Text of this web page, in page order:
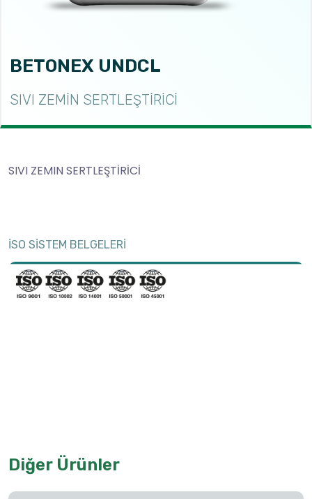
BETONEX UNDCL
SIVI ZEMİN SERTLEŞTİRİCİ
SIVI ZEMIN SERTLEŞTİRİCİ
İSO SİSTEM BELGELERİ
Diğer Ürünler